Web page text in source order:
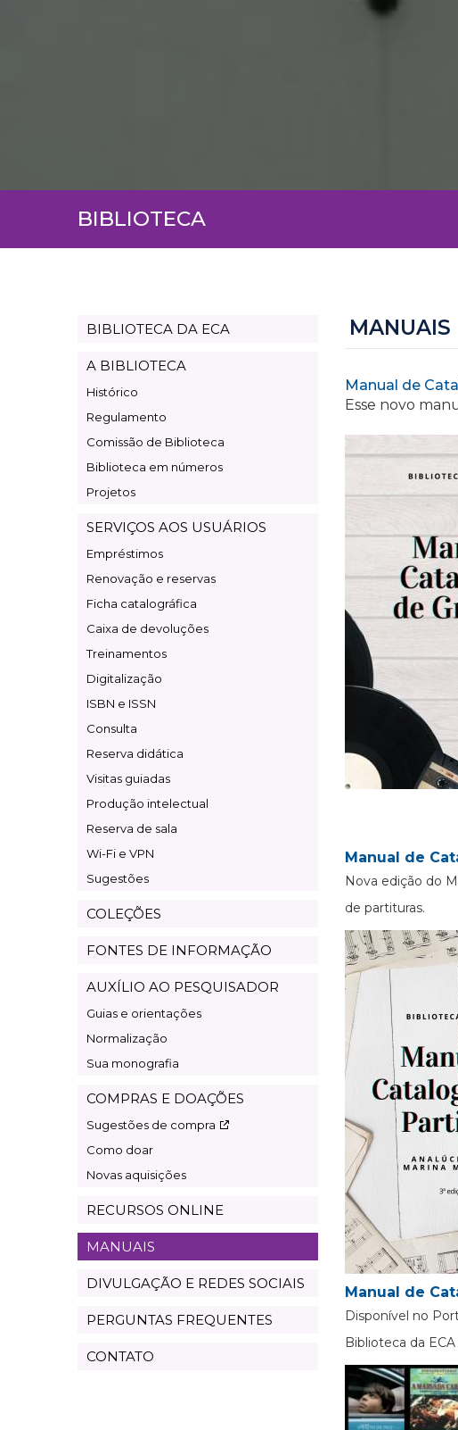
BIBLIOTECA
Biblioteca
BIBLIOTECA DA ECA
A BIBLIOTECA
Histórico
Regulamento
Comissão de Biblioteca
Biblioteca em números
Projetos
SERVIÇOS AOS USUÁRIOS
Empréstimos
Renovação e reservas
Ficha catalográfica
Caixa de devoluções
Treinamentos
Digitalização
ISBN e ISSN
Consulta
Reserva didática
Visitas guiadas
Produção intelectual
Reserva de sala
Wi-Fi e VPN
Sugestões
COLEÇÕES
FONTES DE INFORMAÇÃO
AUXÍLIO AO PESQUISADOR
Guias e orientações
Normalização
Sua monografia
COMPRAS E DOAÇÕES
Sugestões de compra
Como doar
Novas aquisições
RECURSOS ONLINE
MANUAIS
DIVULGAÇÃO E REDES SOCIAIS
PERGUNTAS FREQUENTES
CONTATO
MANUAIS
Manual de
Esse novo
Manual de
Nova edição do
de partituras.
Manual de
Disponível no
Biblioteca da